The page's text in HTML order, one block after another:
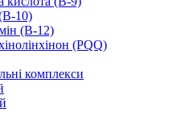
10)
(B-12)
(PQQ)
комплекси